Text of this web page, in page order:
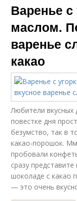
Варенье с
маслом.
варенье
какао
Любители вкусных
повестке дня
безумство, так в
какао-порошок.
пробовали
сразу
шоколаде с какао
— это очень